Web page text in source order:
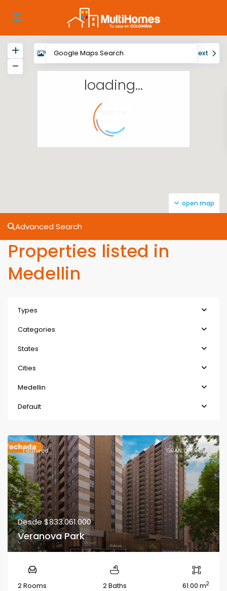
loading...
open map
View My Location Next
Advanced Search
Properties listed in
Medellin
Types
Categories
States
Cities
Medellin
Default
Featured GRAN OFERTA
Desde$833.061.000
Veranova Park
2 Rooms 2 Baths 61.00 m2